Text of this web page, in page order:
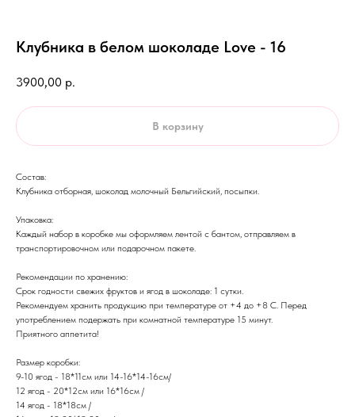
Клубника в белом шоколаде Love - 16
3900,00 р.
В корзину
Состав:
Клубника отборная, шоколад молочный Бельгийский, посыпки.
Упаковка:
Каждый набор в коробке мы оформляем лентой с бантом, отправляем в
транспортировочном или подарочном пакете.
Рекомендации по хранению:
Срок годности свежих фруктов и ягод в шоколаде: 1 сутки.
Рекомендуем хранить продукцию при температуре от +4 до +8 С. Перед
употреблением подержать при комнатной температуре 15 минут.
​Приятного аппетита!
Размер коробки:
9-10 ягод - 18*11см или 14-16*14-16см/
12 ягод - 20*12см или 16*16см /
14 ягод - 18*18см /